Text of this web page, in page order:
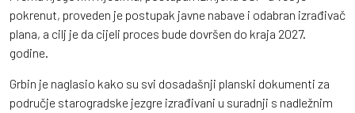
pokrenut, proveden je postupak javne nabave i odabran izrađivač
plana, a cilj je da cijeli proces bude dovršen do kraja 2027.
godine.
Grbin je naglasio kako su svi dosadašnji planski dokumenti za
područje starogradske jezgre izrađivani u suradnji s nadležnim